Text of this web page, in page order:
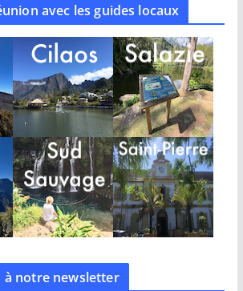
avec les guides locaux
à notre newsletter